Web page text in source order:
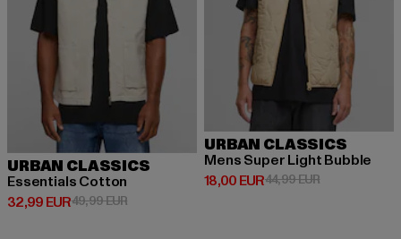
URBAN CLASSICS
Essentials Cotton
32,99 EUR
Derzeitiger Preis: 32,99 EUR
49,99 EURAktionspreis: 49,99 EUR
URBAN CLASSICS
Mens Super Light Bubble
18,00 EUR
Derzeitiger Preis: 18,00 EUR
44,99 EURAktionspreis: